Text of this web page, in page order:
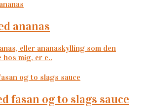
ananas
eller ananaskylling som den
hos mig, er e..
fasan og to slags sauce